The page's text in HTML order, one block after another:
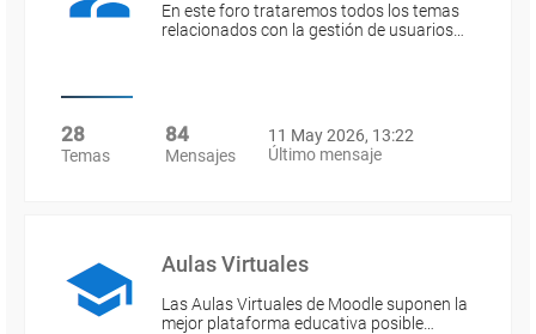
En este foro trataremos todos los temas
relacionados con la gestión de usuarios…
28
Temas
84
Mensajes
11 May 2026, 13:22
Último mensaje
Aulas Virtuales
Las Aulas Virtuales de Moodle suponen la
mejor plataforma educativa posible…